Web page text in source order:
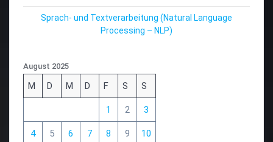
Sprach- und Textverarbeitung (Natural Language
Processing – NLP)
August 2025
M D M D F S S
1 2 3
4 5 6 7 8 9 10